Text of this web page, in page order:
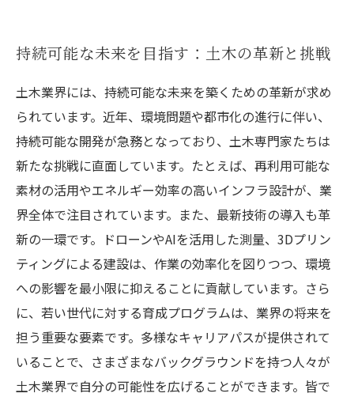
持続可能な未来を目指す：土木の革新と挑戦
土木業界には、持続可能な未来を築くための革新が求め
られています。近年、環境問題や都市化の進行に伴い、
持続可能な開発が急務となっており、土木専門家たちは
新たな挑戦に直面しています。たとえば、再利用可能な
素材の活用やエネルギー効率の高いインフラ設計が、業
界全体で注目されています。また、最新技術の導入も革
新の一環です。ドローンやAIを活用した測量、3Dプリン
ティングによる建設は、作業の効率化を図りつつ、環境
への影響を最小限に抑えることに貢献しています。さら
に、若い世代に対する育成プログラムは、業界の将来を
担う重要な要素です。多様なキャリアパスが提供されて
いることで、さまざまなバックグラウンドを持つ人々が
土木業界で自分の可能性を広げることができます。皆で